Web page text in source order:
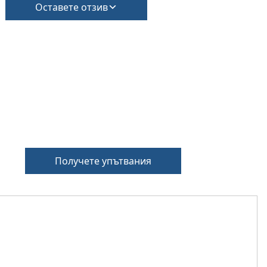
Оставете отзив
Получете упътвания